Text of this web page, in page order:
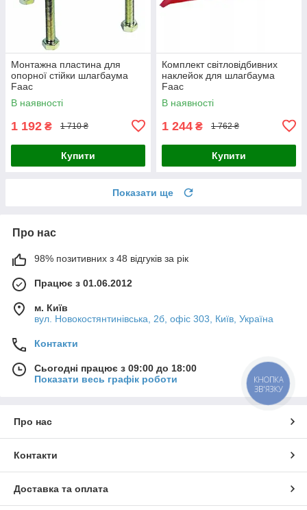
Монтажна пластина для
опорної стійки шлагбаума
Faac
В наявності
1 192 ₴ 1 710 ₴
Купити
Комплект світловідбивних
наклейок для шлагбаума
Faac
В наявності
1 244 ₴ 1 762 ₴
Купити
Показати ще
Про нас
98% позитивних з 48 відгуків за рік
Працює з 01.06.2012
м. Київ
вул. Новокостянтинівська, 2б, офіс 303, Київ, Україна
Контакти
Сьогодні працює з 09:00 до 18:00
Показати весь графік роботи
Про нас
Контакти
Доставка та оплата
КНОПКА
ЗВ'ЯЗКУ